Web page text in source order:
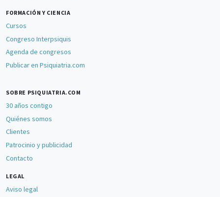
FORMACIÓN Y CIENCIA
Cursos
Congreso Interpsiquis
Agenda de congresos
Publicar en Psiquiatria.com
SOBRE PSIQUIATRIA.COM
30 años contigo
Quiénes somos
Clientes
Patrocinio y publicidad
Contacto
LEGAL
Aviso legal